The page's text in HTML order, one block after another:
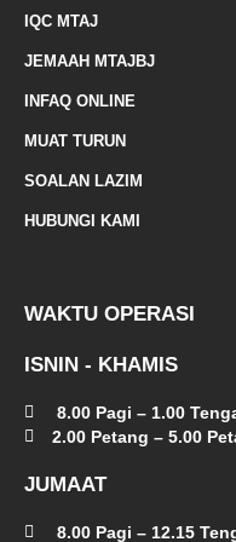
IQC MTAJ
JEMAAH MTAJBJ
INFAQ ONLINE
MUAT TURUN
SOALAN LAZIM
HUBUNGI KAMI
WAKTU OPERASI
ISNIN - KHAMIS
8.00 Pagi – 1.00
2.00 Petang – 5.00
JUMAAT
8.00 Pagi – 12.15